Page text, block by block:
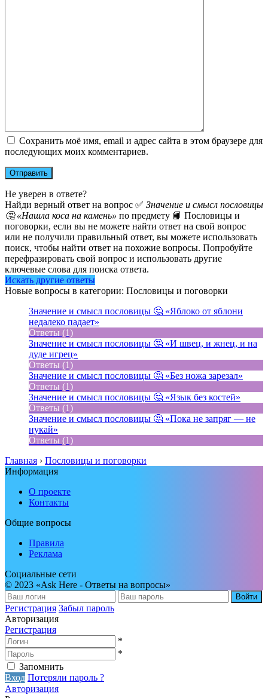
Сохранить моё имя, email и адрес сайта в этом браузере для
последующих моих комментариев.
Не уверен в ответе?
Найди верный ответ на вопрос ✅ Значение и смысл пословицы
🤔 «Нашла коса на камень» по предмету 📙 Пословицы и
поговорки, если вы не можете найти ответ на свой вопрос
или не получили правильный ответ, вы можете использовать
поиск, чтобы найти ответ на похожие вопросы. Попробуйте
перефразировать свой вопрос и использовать другие
ключевые слова для поиска ответа.
Искать другие ответы
Новые вопросы в категории: Пословицы и поговорки
Значение и смысл пословицы 🤔 «Яблоко от яблони
недалеко падает»
Ответы (1)
Значение и смысл пословицы 🤔 «И швец, и жнец, и на
дуде игрец»
Ответы (1)
Значение и смысл пословицы 🤔 «Без ножа зарезал»
Ответы (1)
Значение и смысл пословицы 🤔 «Язык без костей»
Ответы (1)
Значение и смысл пословицы 🤔 «Пока не запряг — не
нукай»
Ответы (1)
Главная › Пословицы и поговорки
Информация
О проекте
Контакты
Общие вопросы
Правила
Реклама
Социальные сети
© 2023 «Ask Here - Ответы на вопросы»
Войти
Регистрация Забыл пароль
Авторизация
Регистрация
*
*
Запомнить
Вход Потеряли пароль ?
Авторизация